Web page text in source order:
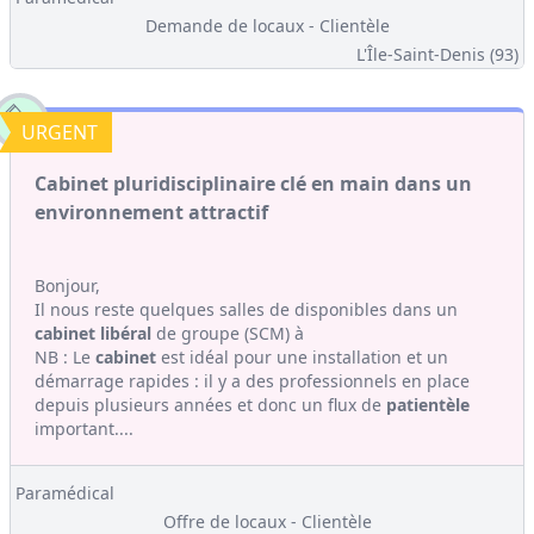
Demande de locaux - Clientèle
L'Île-Saint-Denis (93)
URGENT
Cabinet pluridisciplinaire clé en main dans un
environnement attractif
Bonjour,
Il nous reste quelques salles de disponibles dans un
cabinet libéral de groupe (SCM) à
NB : Le cabinet est idéal pour une installation et un
démarrage rapides : il y a des professionnels en place
depuis plusieurs années et donc un flux de patientèle
important....
Paramédical
Offre de locaux - Clientèle